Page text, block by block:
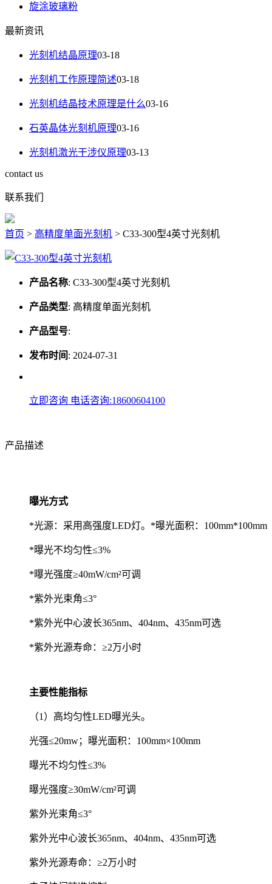
旋涂玻璃粉
最新资讯
光刻机结晶原理03-18
光刻机工作原理简述03-18
光刻机结晶技术原理是什么03-16
石英晶体光刻机原理03-16
光刻机激光干涉仪原理03-13
contact us
联系我们
首页 > 高精度单面光刻机 > C33-300型4英寸光刻机
产品名称: C33-300型4英寸光刻机
产品类型: 高精度单面光刻机
产品型号:
发布时间 : 2024-07-31
立即咨询 电话咨询:18600604100
产品描述
曝光方式
*光源：采用高强度LED灯。*曝光面积：100mm*100mm
*曝光不均匀性≤3%
*曝光强度≥40mW/cm²可调
*紫外光束角≤3°
*紫外光中心波长365nm、404nm、435nm可选
*紫外光源寿命：≥2万小时
主要性能指标
（1）高均匀性LED曝光头。
光强≤20mw；曝光面积：100mm×100mm
曝光不均匀性≤3%
曝光强度≥30mW/cm²可调
紫外光束角≤3°
紫外光中心波长365nm、404nm、435nm可选
紫外光源寿命：≥2万小时